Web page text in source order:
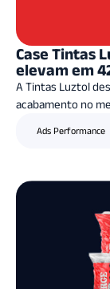
Case Tintas
elevam em
A Tintas Luztol
acabamento no
Ads Performance